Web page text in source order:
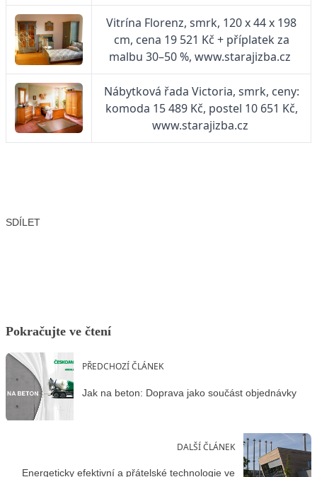
Vitrína Florenz, smrk, 120 x 44 x 198
cm, cena 19 521 Kč + příplatek za
malbu 30–50 %, www.starajizba.cz
Nábytková řada Victoria, smrk, ceny:
komoda 15 489 Kč, postel 10 651 Kč,
www.starajizba.cz
SDÍLET
Pokračujte ve čtení
PŘEDCHOZÍ ČLÁNEK
Jak na beton: Doprava jako součást objednávky
DALŠÍ ČLÁNEK
Energeticky efektivní a přátelské technologie ve